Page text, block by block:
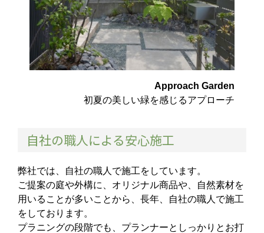
Approach Garden
初夏の美しい緑を感じるアプローチ
自社の職人による安心施工
弊社では、自社の職人で施工をしています。
ご提案の庭や外構に、オリジナル商品や、自然素材を
用いることが多いことから、長年、自社の職人で施工
をしております。
プラニングの段階でも、プランナーとしっかりとお打